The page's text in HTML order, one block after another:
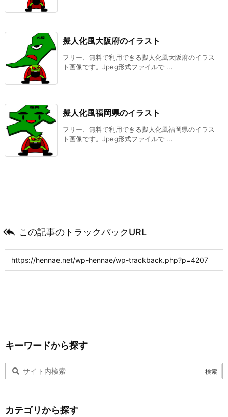
擬人化風大阪府のイラスト
フリー、無料で利用できる擬人化風大阪府のイラス
ト画像です。Jpeg形式ファイルで ...
擬人化風福岡県のイラスト
フリー、無料で利用できる擬人化風福岡県のイラス
ト画像です。Jpeg形式ファイルで ...
 この記事のトラックバックURL
キーワードから探す
カテゴリから探す